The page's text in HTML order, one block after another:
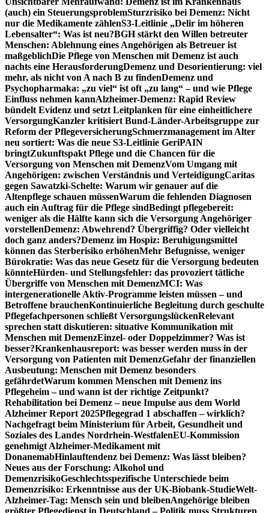
(auch) ein SteuerungsproblemSturzrisiko bei Demenz: Nicht
nur die Medikamente zählenS3-Leitlinie „Delir im höheren
Lebensalter“: Was ist neu?BGH stärkt den Willen betreuter
Menschen: Ablehnung eines Angehörigen als Betreuer ist
maßgeblichDie Pflege von Menschen mit Demenz ist auch
nachts eine HerausforderungDemenz und Desorientierung: viel
mehr, als nicht von A nach B zu findenDemenz und
Psychopharmaka: „zu viel“ ist oft „zu lang“ – und wie Pflege
Einfluss nehmen kannAlzheimer-Demenz: Rapid Review
bündelt Evidenz und setzt Leitplanken für eine einheitlichere
VersorgungKanzler kritisiert Bund-Länder-Arbeitsgruppe zur
Reform der PflegeversicherungSchmerzmanagement im Alter
neu sortiert: Was die neue S3-Leitlinie GeriPAIN
bringtZukunftspakt Pflege und die Chancen für die
Versorgung von Menschen mit DemenzVom Umgang mit
Angehörigen: zwischen Verständnis und VerteidigungCaritas
gegen Sawatzki-Schelte: Warum wir genauer auf die
Altenpflege schauen müssenWarum die fehlenden Diagnosen
auch ein Auftrag für die Pflege sindBedingt pflegebereit:
weniger als die Hälfte kann sich die Versorgung Angehöriger
vorstellenDemenz: Abwehrend? Übergriffig? Oder vielleicht
doch ganz anders?Demenz im Hospiz: Beruhigungsmittel
können das Sterberisiko erhöhenMehr Befugnisse, weniger
Bürokratie: Was das neue Gesetz für die Versorgung bedeuten
könnteHürden- und Stellungsfehler: das provoziert tätliche
Übergriffe von Menschen mit DemenzMCI: Was
intergenerationelle Aktiv-Programme leisten müssen – und
Betroffene brauchenKontinuierliche Begleitung durch geschulte
Pflegefachpersonen schließt VersorgungslückenRelevant
sprechen statt diskutieren: situative Kommunikation mit
Menschen mit DemenzEinzel- oder Doppelzimmer? Was ist
besser?Krankenhausreport: was besser werden muss in der
Versorgung von Patienten mit DemenzGefahr der finanziellen
Ausbeutung: Menschen mit Demenz besonders
gefährdetWarum kommen Menschen mit Demenz ins
Pflegeheim – und wann ist der richtige Zeitpunkt?
Rehabilitation bei Demenz – neue Impulse aus dem World
Alzheimer Report 2025Pflegegrad 1 abschaffen – wirklich?
Nachgefragt beim Ministerium für Arbeit, Gesundheit und
Soziales des Landes Nordrhein-WestfalenEU-Kommission
genehmigt Alzheimer-Medikament mit
DonanemabHinlauftendenz bei Demenz: Was lässt bleiben?
Neues aus der Forschung: Alkohol und
DemenzrisikoGeschlechtsspezifische Unterschiede beim
Demenzrisiko: Erkenntnisse aus der UK-Biobank-StudieWelt-
Alzheimer-Tag: Mensch sein und bleibenAngehörige bleiben